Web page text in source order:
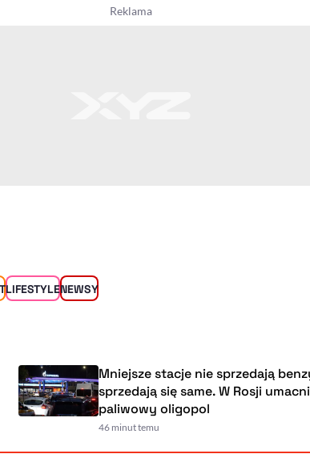
LIFESTYLENEWSY
Mniejsze stacje nie sprzedają benzyny,
sprzedają się same. W Rosji umacnia się
paliwowy oligopol
46 minut temu